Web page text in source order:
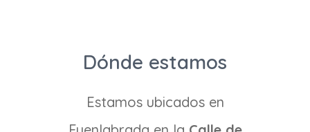
Dónde estamos
Estamos ubicados en